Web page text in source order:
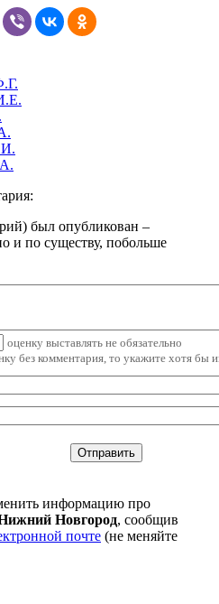
был опубликован –
и по существу, побольше
оценку выставлять не обязательно
без комментария, то укажите хотя бы
информацию про
Новгород, сообщив
почте (не меняйте